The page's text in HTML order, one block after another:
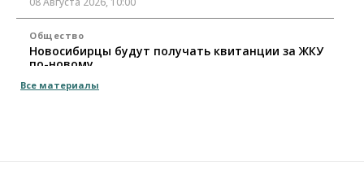
Общество
Новосибирцы будут получать квитанции за ЖКУ
по-новому
08 Августа 2026, 09:00
Все материалы